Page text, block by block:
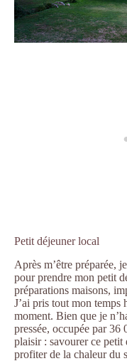
Petit déjeuner local
Après m’être préparée,
pour prendre mon petit
préparations maisons,
J’ai pris tout mon temps
moment. Bien que je
pressée, occupée par 36
plaisir : savourer ce petit
profiter de la chaleur